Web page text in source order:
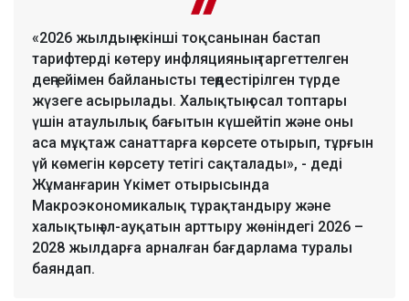
«2026 жылдың екінші тоқсанынан бастап
тарифтерді көтеру инфляцияның таргеттелген
деңгейімен байланысты теңдестірілген түрде
жүзеге асырылады. Халықтың осал топтары
үшін атаулылық бағытын күшейтіп және оны
аса мұқтаж санаттарға көрсете отырып, тұрғын
үй көмегін көрсету тетігі сақталады», - деді
Жұманғарин Үкімет отырысында
Макроэкономикалық тұрақтандыру және
халықтың әл-ауқатын арттыру жөніндегі 2026 –
2028 жылдарға арналған бағдарлама туралы
баяндап.